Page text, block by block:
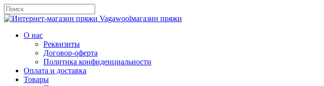
магазин пряжи
О нас
Реквизиты
Договор-оферта
Политика конфиденциальности
Оплата и доставка
Товары